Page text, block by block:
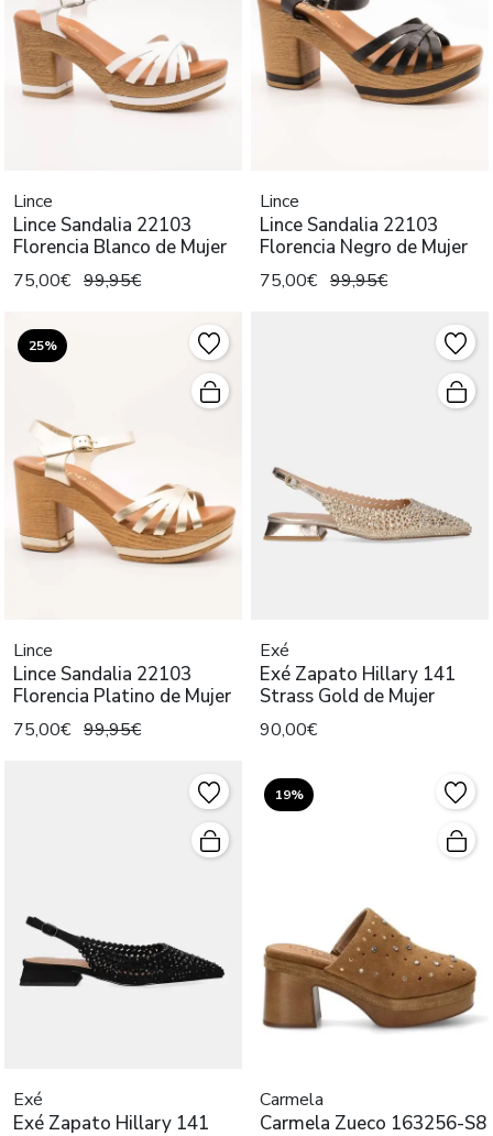
Lince
Lince Sandalia 22103
Florencia Blanco de Mujer
75,00€ 99,95€
Lince
Lince Sandalia 22103
Florencia Negro de Mujer
75,00€ 99,95€
25%
Lince
Lince Sandalia 22103
Florencia Platino de Mujer
75,00€ 99,95€
Exé
Exé Zapato Hillary 141
Strass Gold de Mujer
90,00€
Exé
Exé Zapato Hillary 141
19%
Carmela
Carmela Zueco 163256-S8